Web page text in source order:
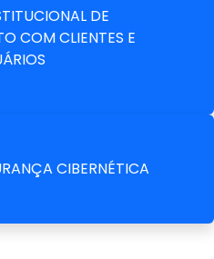
DE
COM CLIENTES E
CIBERNÉTICA